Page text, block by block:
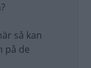
så kan
på de